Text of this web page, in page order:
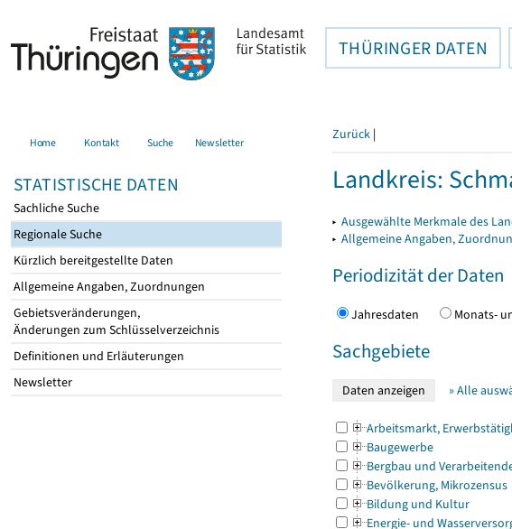
THÜRINGER DATEN
Home Kontakt Suche Newsletter
STATISTISCHE DATEN
Sachliche Suche
Regionale Suche
Kürzlich bereitgestellte Daten
Allgemeine Angaben, Zuordnungen
Gebietsveränderungen,
Änderungen zum Schlüsselverzeichnis
Definitionen und Erläuterungen
Newsletter
Zurück |
Landkreis:
▸ Ausgewählte Merkmale des
▸ Allgemeine Angaben,
Periodizität der Daten
Jahresdaten Monats-
Sachgebiete
» Alle
Arbeitsmarkt,
Baugewerbe
Bergbau und
Bevölkerung, Mikrozensus
Bildung und Kultur
Energie- und